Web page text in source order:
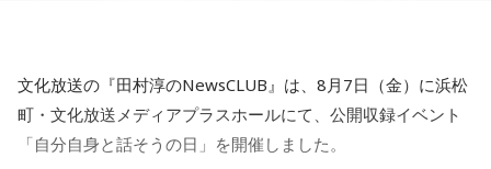
クスを持つ方に寄り添いたいと本格的に占いの世界に進出。
SATORI電話占い月間ランキング連続1位。占いコンテンツ
『莉瑠と龍神様の絶対神託』リリース。
Webサイト：https://selene-uranai.com/
コーナー後には、来場者から田村への質疑応答も実施。最後
には、田村がイベントを振り返り、「リスナーの皆さんのエ
ンディング曲の話とかを聞いているだけでも、僕はポジティ
文化放送の『田村淳のNewsCLUB』は、8月7日（金）に浜松
町・文化放送メディアプラスホールにて、公開収録イベント
「自分自身と話そうの日」を開催しました。